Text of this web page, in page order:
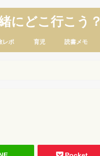
にどこ行こう？
レポ 育児 読書メモ